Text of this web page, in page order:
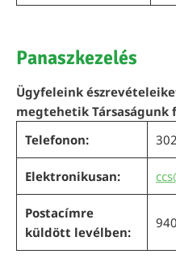
Panaszkezelés
Ügyfeleink
megtehetik Társaságunk
Telefonon:
Elektronikusan:
Postacímre
küldött levélben: